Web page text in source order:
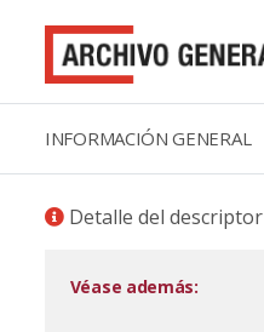
INFORMACIÓN GENERAL
Detalle del descriptor
Véase además: